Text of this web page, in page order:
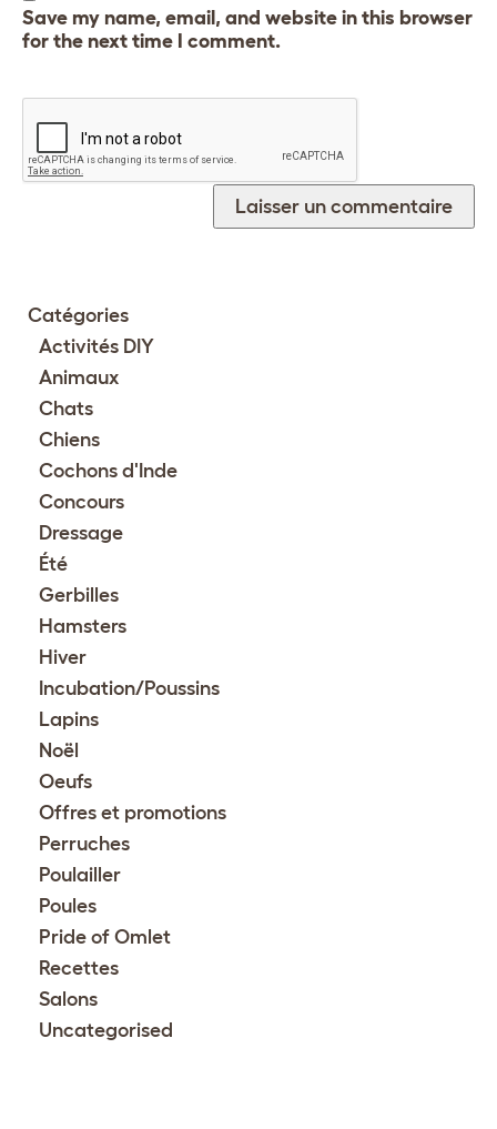
Save my name, email, and website in this browser
for the next time I comment.
Catégories
Activités DIY
Animaux
Chats
Chiens
Cochons d'Inde
Concours
Dressage
Été
Gerbilles
Hamsters
Hiver
Incubation/Poussins
Lapins
Noël
Oeufs
Offres et promotions
Perruches
Poulailler
Poules
Pride of Omlet
Recettes
Salons
Uncategorised